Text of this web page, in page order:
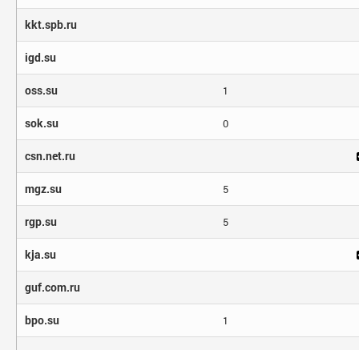
kkt.spb.ru
igd.su
oss.su 1
sok.su 0
csn.net.ru
mgz.su 5
rgp.su 5
kja.su
guf.com.ru
bpo.su 1